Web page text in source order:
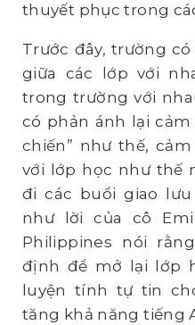
thuyết phục trong
Trước đây, trường
giữa các lớp với
trong trường với
có phản ánh lại cảm
chiến” như thế,
với lớp học như thế
đi các buổi giao
như lời của cô
Philippines nói
định để mở lại lớp
luyện tính tự tin
tăng khả năng tiếng